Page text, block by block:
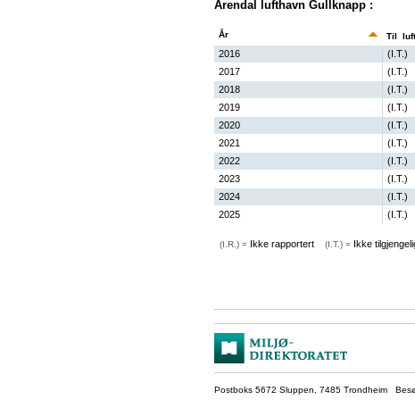
Arendal lufthavn Gullknapp :
År Til
2016 (I.T.)
2017
(I.T.)
2018
(I.T.)
2019
(I.T.)
2020
(I.T.)
2021
(I.T.)
2022
(I.T.)
2023
(I.T.)
2024
(I.T.)
2025
(I.T.)
(I.R.) = Ikke rapportert (I.T.) = Ikke
Postboks 5672 Sluppen, 7485 Trondheim